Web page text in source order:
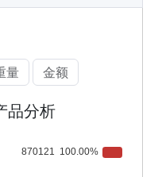
量 金额
品分析